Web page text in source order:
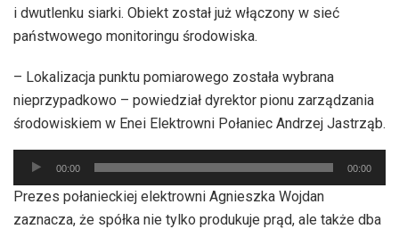
i dwutlenku siarki. Obiekt został już włączony w sieć
państwowego monitoringu środowiska.
– Lokalizacja punktu pomiarowego została wybrana
nieprzypadkowo – powiedział dyrektor pionu zarządzania
środowiskiem w Enei Elektrowni Połaniec Andrzej Jastrząb.
Odtwarzacz
plików
dźwiękowych
00:00 00:00
Prezes połanieckiej elektrowni Agnieszka Wojdan
zaznacza, że spółka nie tylko produkuje prąd, ale także dba